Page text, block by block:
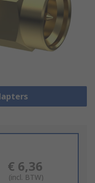
€ 6,36
(incl. BTW)